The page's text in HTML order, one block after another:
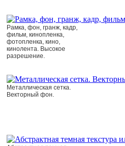
Рамка, фон, гранж, кадр,
фильм, кинопленка,
фотопленка, кино,
кинолента. Высокое
разрешение.
Металлическая сетка.
Векторный фон.